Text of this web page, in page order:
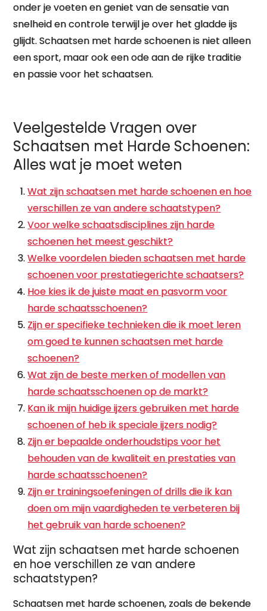
onder je voeten en geniet van de sensatie van
snelheid en controle terwijl je over het gladde ijs
glijdt. Schaatsen met harde schoenen is niet alleen
een sport, maar ook een ode aan de rijke traditie
en passie voor het schaatsen.
Veelgestelde Vragen over
Schaatsen met Harde Schoenen:
Alles wat je moet weten
Wat zijn schaatsen met harde schoenen en hoe
verschillen ze van andere schaatstypen?
Voor welke schaatsdisciplines zijn harde
schoenen het meest geschikt?
Welke voordelen bieden schaatsen met harde
schoenen voor prestatiegerichte schaatsers?
Hoe kies ik de juiste maat en pasvorm voor
harde schaatsschoenen?
Zijn er specifieke technieken die ik moet leren
om goed te kunnen schaatsen met harde
schoenen?
Wat zijn de beste merken of modellen van
harde schaatsschoenen op de markt?
Kan ik mijn huidige ijzers gebruiken met harde
schoenen of heb ik speciale ijzers nodig?
Zijn er bepaalde onderhoudstips voor het
behouden van de kwaliteit en prestaties van
harde schaatsschoenen?
Zijn er trainingsoefeningen of drills die ik kan
doen om mijn vaardigheden te verbeteren bij
het gebruik van harde schoenen?
Wat zijn schaatsen met harde schoenen
en hoe verschillen ze van andere
schaatstypen?
Schaatsen met harde schoenen, zoals de bekende